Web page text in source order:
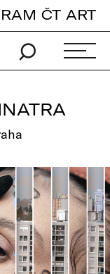
ČT ART